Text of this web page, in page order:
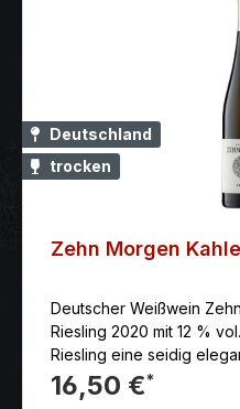
Deutschland
trocken
Zehn Morgen
Deutscher Weißwein
Riesling 2020 mit 12 %
Riesling eine seidig
zunächst reif und
doch immer mehr Druck
16,50 €*